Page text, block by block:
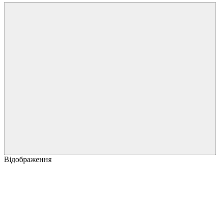
Відображення